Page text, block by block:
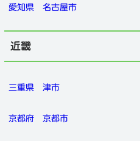
愛知県 名古屋市
近畿
三重県 津市
京都府 京都市